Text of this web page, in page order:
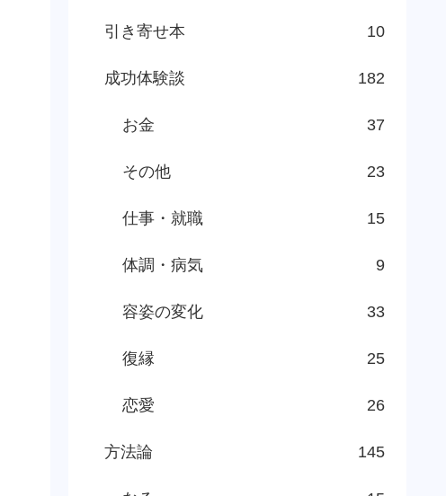
引き寄せ本 10
成功体験談 182
お金 37
その他 23
仕事・就職 15
体調・病気 9
容姿の変化 33
復縁 25
恋愛 26
方法論 145